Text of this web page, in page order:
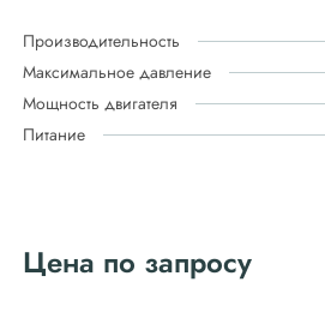
Производительность
Максимальное давление
Мощность двигателя
Питание
Цена по запросу